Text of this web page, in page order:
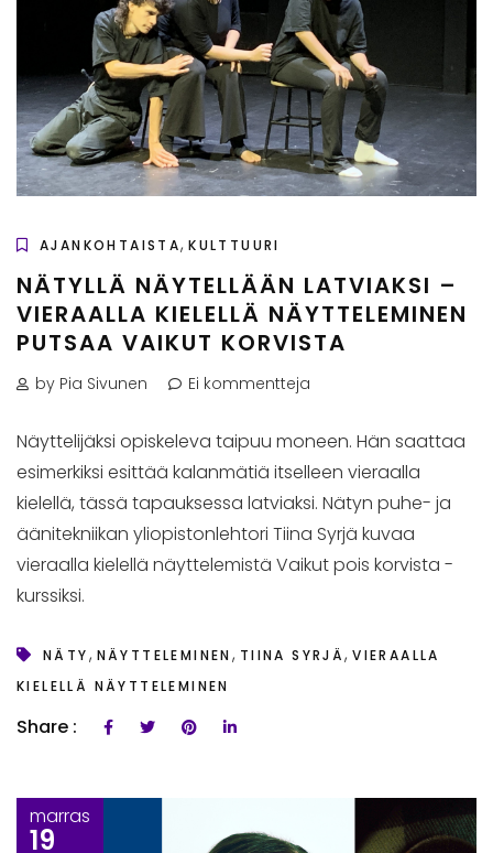
AJANKOHTAISTA,KULTTUURI
NÄTYLLÄ NÄYTELLÄÄN LATVIAKSI –
VIERAALLA KIELELLÄ NÄYTTELEMINEN
PUTSAA VAIKUT KORVISTA
by Pia Sivunen Ei kommentteja
Näyttelijäksi opiskeleva taipuu moneen. Hän saattaa
esimerkiksi esittää kalanmätiä itselleen vieraalla
kielellä, tässä tapauksessa latviaksi. Nätyn puhe- ja
äänitekniikan yliopistonlehtori Tiina Syrjä kuvaa
vieraalla kielellä näyttelemistä Vaikut pois korvista -
kurssiksi.
NÄTY, NÄYTTELEMINEN , TIINA SYRJÄ,VIERAALLA
KIELELLÄ NÄYTTELEMINEN
Share :
marras
19